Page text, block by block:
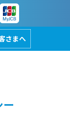
さまへ